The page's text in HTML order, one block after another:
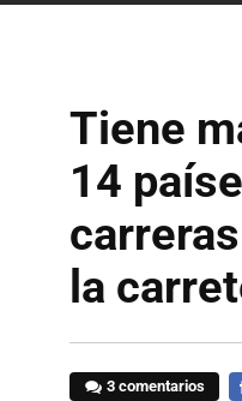
Tiene
14
la
3 comentarios